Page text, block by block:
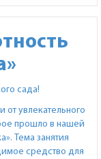
сада!
увлекательного
прошло в нашей
Тема занятия
средство для